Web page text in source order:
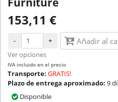
153,11 €
- + Añadir al
Ver opciones
IVA incluido en el precio
Transporte: GRATIS!
Plazo de entrega aproximado: 9
Disponible